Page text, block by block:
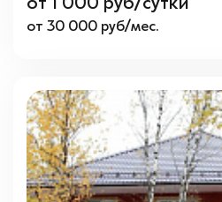
Зенинское (1)
Особенности
1 местная комната(3)
3-х местная комната(5)
от 30 000 руб/мес.